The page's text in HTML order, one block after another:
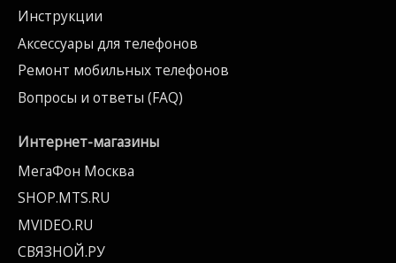
Инструкции
Аксессуары для телефонов
Ремонт мобильных телефонов
Вопросы и ответы (FAQ)
Интернет-магазины
МегаФон Москва
SHOP.MTS.RU
MVIDEO.RU
СВЯЗНОЙ.РУ